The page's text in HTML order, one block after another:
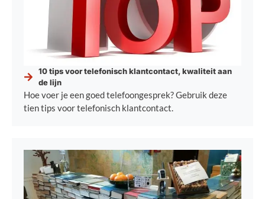
10 tips voor telefonisch klantcontact, kwaliteit aan
de lijn
Hoe voer je een goed telefoongesprek? Gebruik deze
tien tips voor telefonisch klantcontact.